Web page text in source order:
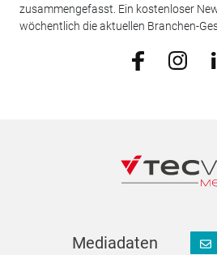
zusammengefasst. Ein kostenloser
wöchentlich die aktuellen Branchen-
Mediadaten